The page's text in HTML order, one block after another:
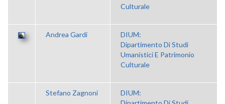
Culturale
Andrea Gardi
DIUM:
Dipartimento Di Studi
Umanistici E Patrimonio
Culturale
Stefano Zagnoni
DIUM: